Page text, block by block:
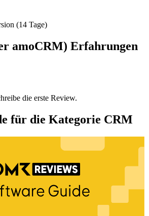
(14 Tage)
amoCRM) Erfahrungen
die erste Review.
für die Kategorie CRM